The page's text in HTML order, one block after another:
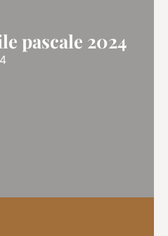
pascale 2024